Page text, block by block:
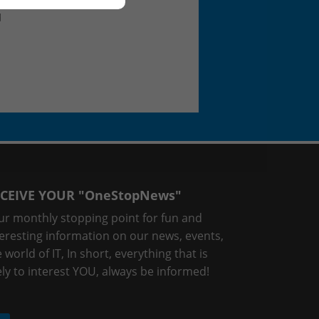
YOUR "OneStopNews"
monthly stopping point for fun and
information on our news, events,
world of IT, In short, everything that is
to interest YOU, always be informed!